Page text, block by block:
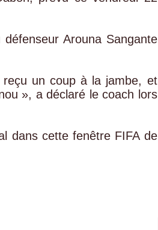
Arouna Sangante
un coup à la jambe, et
», a déclaré le coach lors
dans cette fenêtre FIFA de